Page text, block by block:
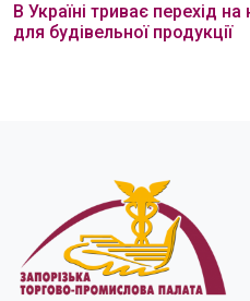
В Україні триває перехід
для будівельної продукції